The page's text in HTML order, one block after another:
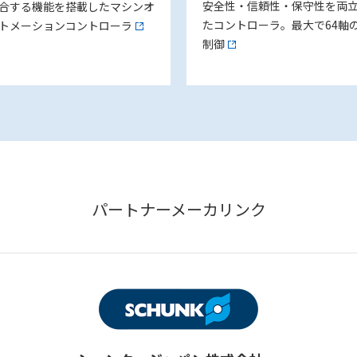
する機能を搭載したマシンオ
メーションコントローラ
安全性・信頼性・保守性を両
たコントローラ。最大で64軸
制御
パートナーメーカリンク